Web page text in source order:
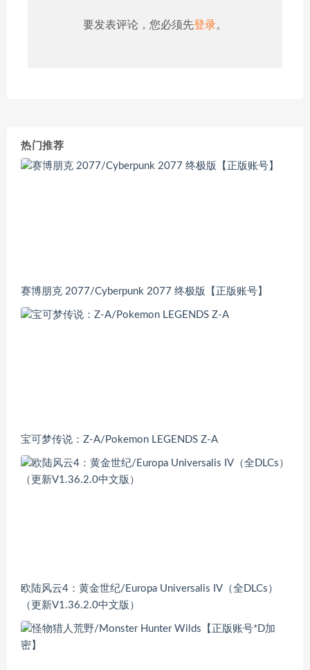
要发表评论，您必须先登录。
热门推荐
赛博朋克 2077/Cyberpunk 2077 终极版【正版账号】
宝可梦传说：Z-A/Pokemon LEGENDS Z-A
欧陆风云4：黄金世纪/Europa Universalis IV（全DLCs）
（更新V1.36.2.0中文版）